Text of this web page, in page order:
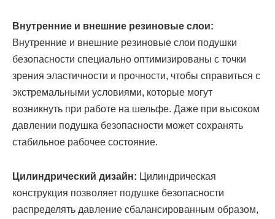
Внутренние и внешние резиновые слои:
Внутренние и внешние резиновые слои подушки
безопасности специально оптимизированы с точки
зрения эластичности и прочности, чтобы справиться с
экстремальными условиями, которые могут
возникнуть при работе на шельфе. Даже при высоком
давлении подушка безопасности может сохранять
стабильное рабочее состояние.
Цилиндрический дизайн: Цилиндрическая
конструкция позволяет подушке безопасности
распределять давление сбалансированным образом,